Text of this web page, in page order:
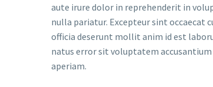
aute irure dolor in reprehenderit in
nulla pariatur. Excepteur sint occaecat
officia deserunt mollit anim id est
natus error sit voluptatem
aperiam.